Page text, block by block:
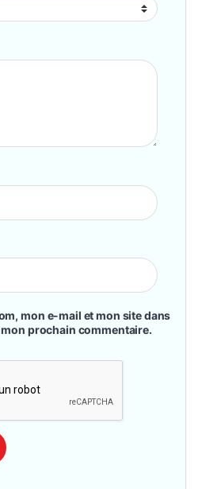
mon e-mail et mon site dans
prochain commentaire.